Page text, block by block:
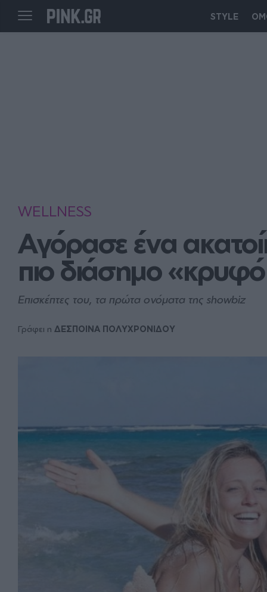
STYLE
WELLNESS
Αγόρασε ένα
πιο διάσημο
Επισκέπτες του, τα πρώτα ονόματα της showbiz
Γράφει η ΔΕΣΠΟΙΝΑ ΠΟΛΥΧΡΟΝΙΔΟΥ